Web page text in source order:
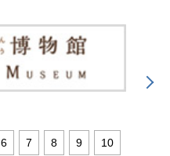
6 7 8 9 10